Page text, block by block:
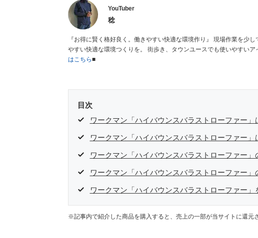
YouTuber
稔
『お得に賢く格好良く。働きやすい快適な環境作り』 現場作業を少しでも楽にする為に、お金をかけずにお得に格好良く。 働き
はこちら■
目次
ワークマン「ハイバウンスバラストローファー」
ワークマン「ハイバウンスバラストローファー
ワークマン「ハイバウンスバラストローファー
ワークマン「ハイバウンスバラストローファー」
ワークマン「ハイバウンスバラストローファー」
※記事内で紹介した商品を購入すると、売上の一部が当サイトに還元